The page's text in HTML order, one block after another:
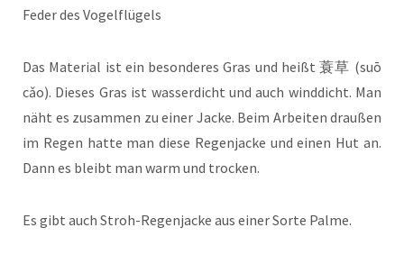
Feder des Vogelflügels
Das Material ist ein besonderes Gras und heißt 蓑草 (suō
cǎo). Dieses Gras ist wasserdicht und auch winddicht. Man
näht es zusammen zu einer Jacke. Beim Arbeiten draußen
im Regen hatte man diese Regenjacke und einen Hut an.
Dann es bleibt man warm und trocken.
Es gibt auch Stroh-Regenjacke aus einer Sorte Palme.